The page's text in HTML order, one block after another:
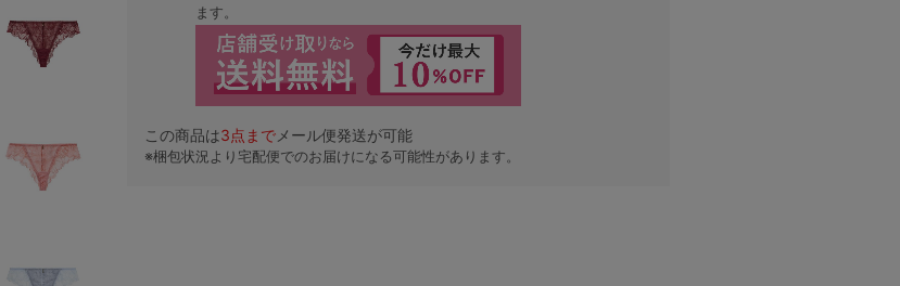
ます。
この商品は3点まで メール便発送が可能
※梱包状況より宅配便でのお届けになる可能性があります。